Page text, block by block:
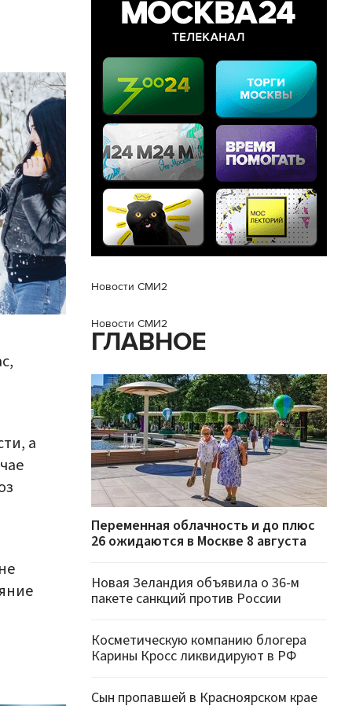
а
Новости СМИ2
Новости СМИ2
ГЛАВНОЕ
Переменная облачность и до плюс
26 ожидаются в Москве 8 августа
Новая Зеландия объявила о 36-м
пакете санкций против России
Косметическую компанию блогера
Карины Кросс ликвидируют в РФ
Сын пропавшей в Красноярском крае